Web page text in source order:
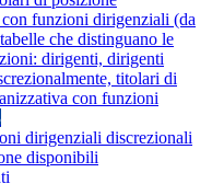
funzioni dirigenziali (da
che distinguano le
dirigenti, dirigenti
titolari di
con funzioni
dirigenziali discrezionali
disponibili